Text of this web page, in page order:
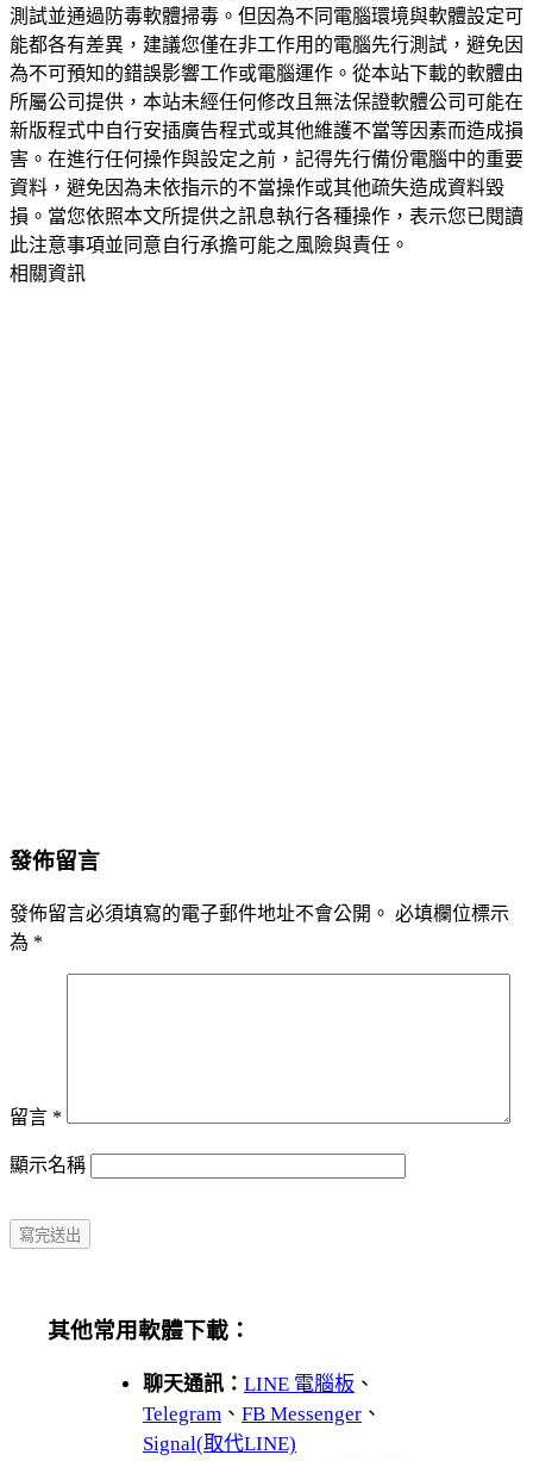
測試並通過防毒軟體掃毒。但因為不同電腦環境與軟體設定可
能都各有差異，建議您僅在非工作用的電腦先行測試，避免因
為不可預知的錯誤影響工作或電腦運作。從本站下載的軟體由
所屬公司提供，本站未經任何修改且無法保證軟體公司可能在
新版程式中自行安插廣告程式或其他維護不當等因素而造成損
害。在進行任何操作與設定之前，記得先行備份電腦中的重要
資料，避免因為未依指示的不當操作或其他疏失造成資料毀
損。當您依照本文所提供之訊息執行各種操作，表示您已閱讀
此注意事項並同意自行承擔可能之風險與責任。
相關資訊
發佈留言
發佈留言必須填寫的電子郵件地址不會公開。 必填欄位標示
為 *
留言 *
顯示名稱
其他常用軟體下載：
聊天通訊： LINE 電腦板 、
Telegram 、 FB Messenger 、
Signal(取代LINE)